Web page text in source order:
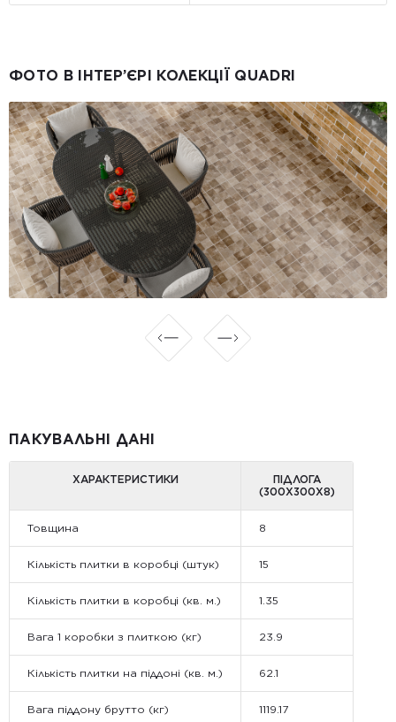
ФОТО В ІНТЕР’ЄРІ КОЛЕКЦІЇ QUADRI
ПАКУВАЛЬНІ ДАНІ
ХАРАКТЕРИСТИКИ
ПІДЛОГА
(300Х300Х8)
Товщина 8
Кількість плитки в коробці (штук) 15
Кількість плитки в коробці (кв. м.) 1.35
Вага 1 коробки з плиткою (кг) 23.9
Кількість плитки на піддоні (кв. м.) 62.1
Вага піддону брутто (кг) 1119.17